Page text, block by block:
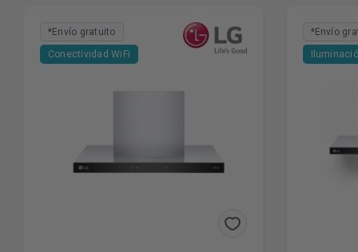
*Envío gratuito
Conectividad WiFi
*Envío